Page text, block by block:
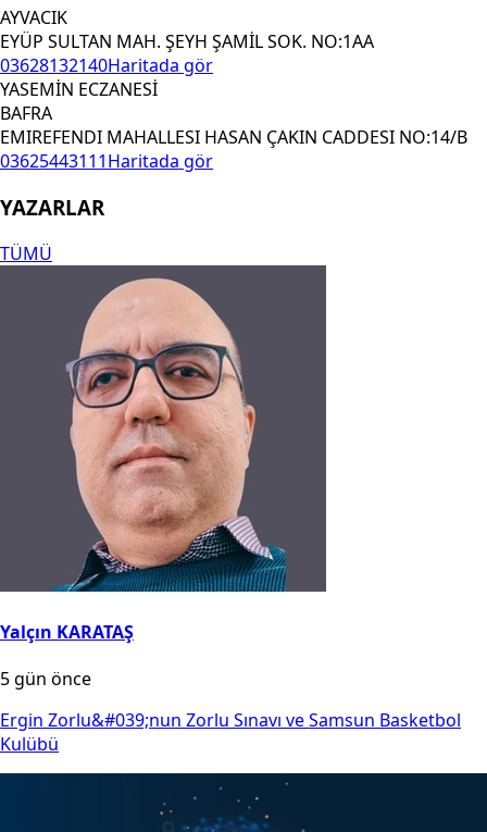
AYVACIK
EYÜP SULTAN MAH. ŞEYH ŞAMİL SOK. NO:1AA
03628132140Haritada gör
YASEMİN ECZANESİ
BAFRA
EMIREFENDI MAHALLESI HASAN ÇAKIN CADDESI NO:14/B
03625443111Haritada gör
YAZARLAR
TÜMÜ
Yalçın KARATAŞ
5 gün önce
Ergin Zorlu&#039;nun Zorlu Sınavı ve Samsun Basketbol
Kulübü